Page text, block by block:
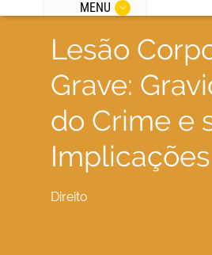
MENU
Lesão
Grave:
do Crime e
Implicações
Direito